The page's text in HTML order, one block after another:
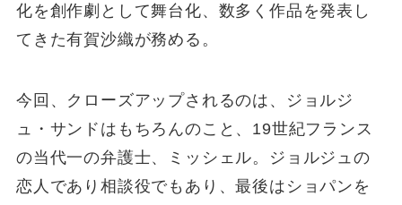
化を創作劇として舞台化、数多く作品を発表し
てきた有賀沙織が務める。
今回、クローズアップされるのは、ジョルジ
ュ・サンドはもちろんのこと、19世紀フランス
の当代一の弁護士、ミッシェル。ジョルジュの
恋人であり相談役でもあり、最後はショパンを